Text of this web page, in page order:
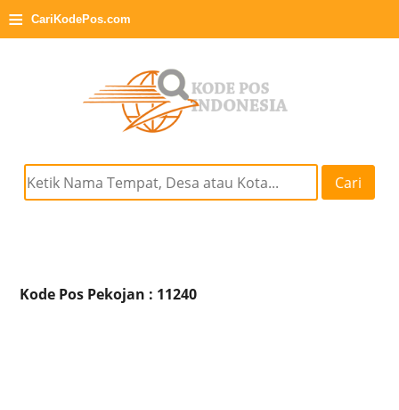
≡ CariKodePos.com
Cari
Kode Pos Pekojan : 11240